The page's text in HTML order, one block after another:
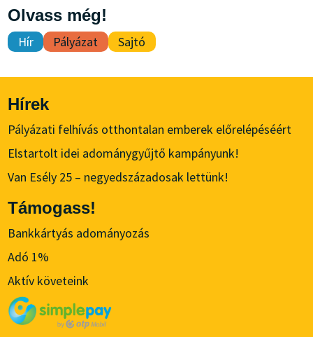
Olvass még!
Hír Pályázat Sajtó
Hírek
Pályázati felhívás otthontalan emberek előrelépéséért
Elstartolt idei adománygyűjtő kampányunk!
Van Esély 25 – negyedszázadosak lettünk!
Támogass!
Bankkártyás adományozás
Adó 1%
Aktív követeink